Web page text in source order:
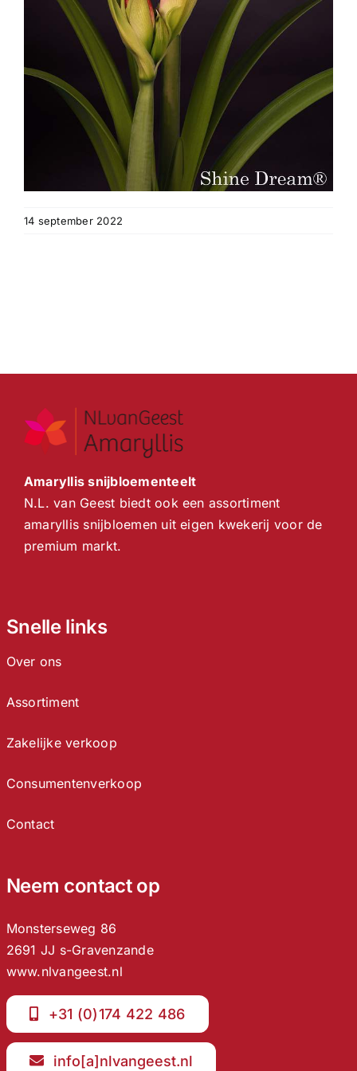
14 september 2022
Amaryllis snijbloementeelt
N.L. van Geest biedt ook een assortiment
amaryllis snijbloemen uit eigen kwekerij voor de
premium markt.
Snelle links
Over ons
Assortiment
Zakelijke verkoop
Consumentenverkoop
Contact
Neem contact op
Monsterseweg 86
2691 JJ s-Gravenzande
www.nlvangeest.nl
+31 (0)174 422 486
info[a]nlvangeest.nl